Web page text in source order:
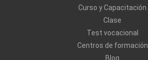
Curso y Capacitación
Clase
Test vocacional
Centros de formación
Blog